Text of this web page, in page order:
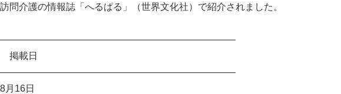
訪問介護の情報誌「へるぱる」（世界文化社）で紹介されました。
—————————————————————————
掲載日
—————————————————————————
8月16日